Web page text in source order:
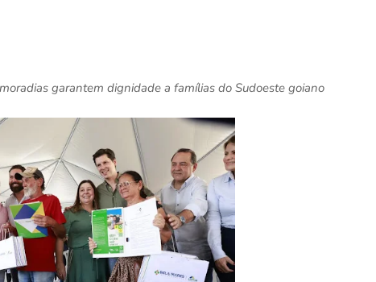
garantem dignidade a famílias do Sudoeste goiano